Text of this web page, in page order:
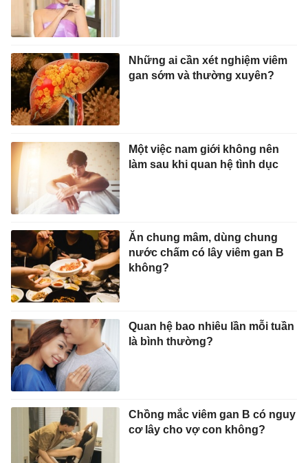
Những ai cần xét nghiệm viêm
gan sớm và thường xuyên?
Một việc nam giới không nên
làm sau khi quan hệ tình dục
Ăn chung mâm, dùng chung
nước chấm có lây viêm gan B
không?
Quan hệ bao nhiêu lần mỗi tuần
là bình thường?
Chồng mắc viêm gan B có nguy
cơ lây cho vợ con không?